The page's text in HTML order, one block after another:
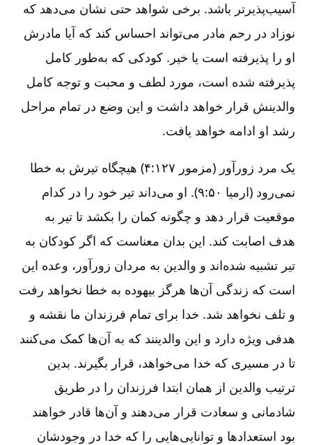
آسیب‌پذیرتر باشد. برخی شواهد حتی نشان می‌دهد که
نوزاد در رحم مادر می‌تواند احساس کند که آیا مادرش
او را پذیرفته است یا خیر. کودکی که به‌طور کامل
پذیرفته شده است، مورد لطف و محبت و توجه کامل
والدینش قرار خواهد داشت و این وضع در تمام مراحل
رشد او ادامه خواهد یافت.
یک مرد زورآور (مزمور ۱۲۷:‏۴) هیچگاه تیرش به خطا
نمی‌رود (ارمیا ۵۰:‏۹). او می‌داند تیر خود را در کدام
موقعیت قرار دهد و چگونه کمان را بکشد تا تیر به
هدف اصابت کند. این بدان معناست که اگر کودکان به
تیر تشبیه شده‌اند و والدین به مردان زورآور، وعده این
است که زندگی آن‌ها هرگز بیهوده به خطا نخواهد رفت
و تلف نخواهد شد. خدا برای تمام فرزندان ما نقشه و
هدفی ویژه دارد و این والدینند که به آن‌ها کمک می‌کنند
تا در مسیری که خدا می‌خواهد، قرار بگیرند. بدین
ترتیب والدین از همان ابتدا فرزندان را در طریق
شادمانی و سعادت قرار می‌دهند و آن‌ها قادر خواهند
بود استعدادها و توانایی‌هایی را که خدا در وجودشان